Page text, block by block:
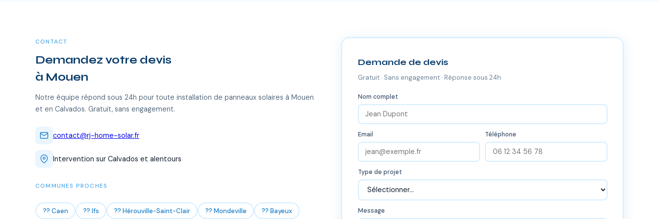
CONTACT
Demandez votre devis
à Mouen
Notre équipe répond sous 24h pour toute installation de panneaux solaires à Mouen
et en Calvados. Gratuit, sans engagement.
contact@rj-home-solar.fr
Intervention sur Calvados et alentours
COMMUNES PROCHES
?? Caen ?? Ifs ?? Hérouville-Saint-Clair ?? Mondeville ?? Bayeux
Demande de devis
Gratuit · Sans engagement · Réponse sous 24h
Nom complet
Email Téléphone
Type de projet
Message